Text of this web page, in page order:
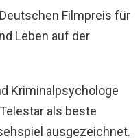
Filmpreis für
Leben auf der
Kriminalpsychologe
als beste
ausgezeichnet.